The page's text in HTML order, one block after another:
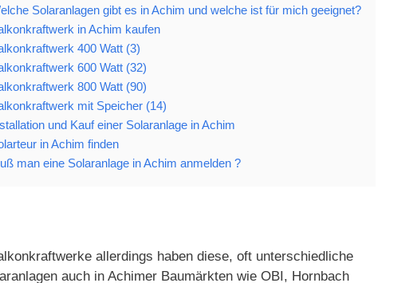
Solaranlagen gibt es in Achim und welche ist für mich geeignet?
in Achim kaufen
400 Watt (3)
600 Watt (32)
800 Watt (90)
mit Speicher (14)
und Kauf einer Solaranlage in Achim
in Achim finden
man eine Solaranlage in Achim anmelden ?
allerdings haben diese, oft unterschiedliche
auch in Achimer Baumärkten wie OBI, Hornbach